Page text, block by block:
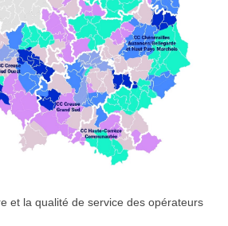
et la qualité de service des opérateurs